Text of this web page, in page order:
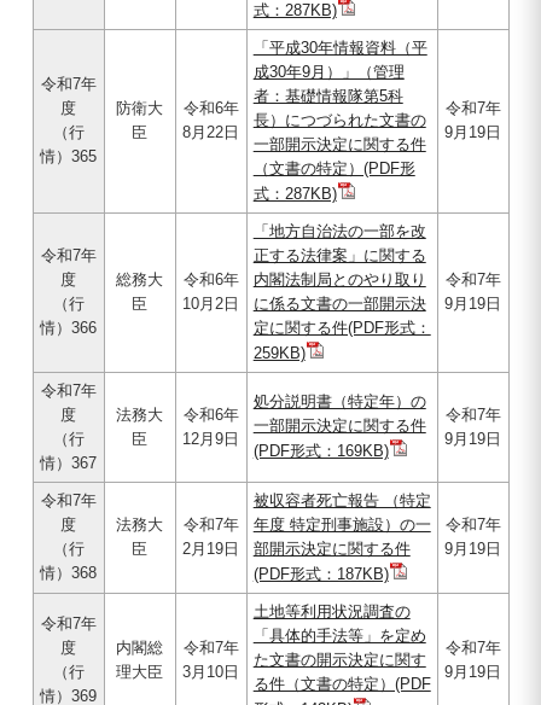
式：287KB)
令和7年
度
（行
情）365
防衛大
臣
令和6年
8月22日
「平成30年情報資料（平
成30年9月）」（管理
者：基礎情報隊第5科
長）につづられた文書の
一部開示決定に関する件
（文書の特定）(PDF形
式：287KB)
令和7年
9月19日
令和7年
度
（行
情）366
総務大
臣
令和6年
10月2日
「地方自治法の一部を改
正する法律案」に関する
内閣法制局とのやり取り
に係る文書の一部開示決
定に関する件(PDF形式：
259KB)
令和7年
9月19日
令和7年
度
（行
情）367
法務大
臣
令和6年
12月9日
処分説明書（特定年）の
一部開示決定に関する件
(PDF形式：169KB)
令和7年
9月19日
令和7年
度
（行
情）368
法務大
臣
令和7年
2月19日
被収容者死亡報告 （特定
年度 特定刑事施設）の一
部開示決定に関する件
(PDF形式：187KB)
令和7年
9月19日
令和7年
度
（行
情）369
内閣総
理大臣
令和7年
3月10日
土地等利用状況調査の
「具体的手法等」を定め
た文書の開示決定に関す
る件（文書の特定）(PDF
令和7年
9月19日